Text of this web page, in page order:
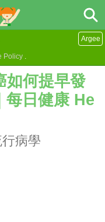
Policy .
Argee
如何提早發
每日健康 He
病學